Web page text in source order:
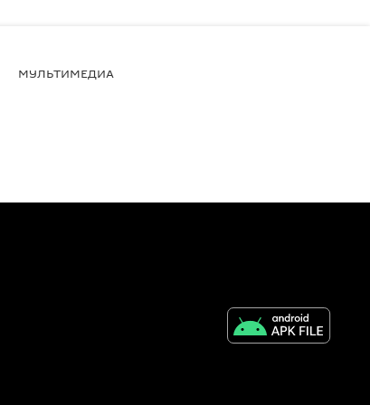
МУЛЬТИМЕДИА